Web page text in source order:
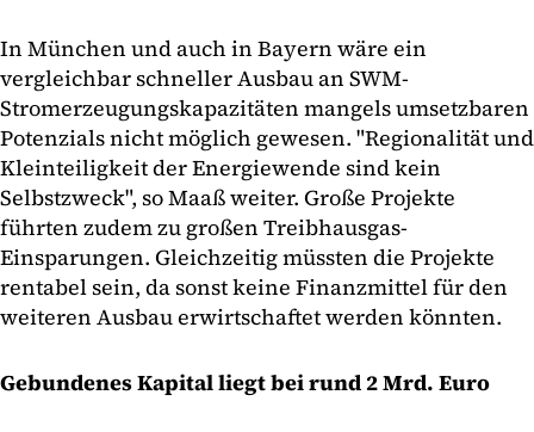
In München und auch in Bayern wäre ein
vergleichbar schneller Ausbau an SWM-
Stromerzeugungskapazitäten mangels umsetzbaren
Potenzials nicht möglich gewesen. "Regionalität und
Kleinteiligkeit der Energiewende sind kein
Selbstzweck", so Maaß weiter. Große Projekte
führten zudem zu großen Treibhausgas-
Einsparungen. Gleichzeitig müssten die Projekte
rentabel sein, da sonst keine Finanzmittel für den
weiteren Ausbau erwirtschaftet werden könnten.
Gebundenes Kapital liegt bei rund 2 Mrd. Euro